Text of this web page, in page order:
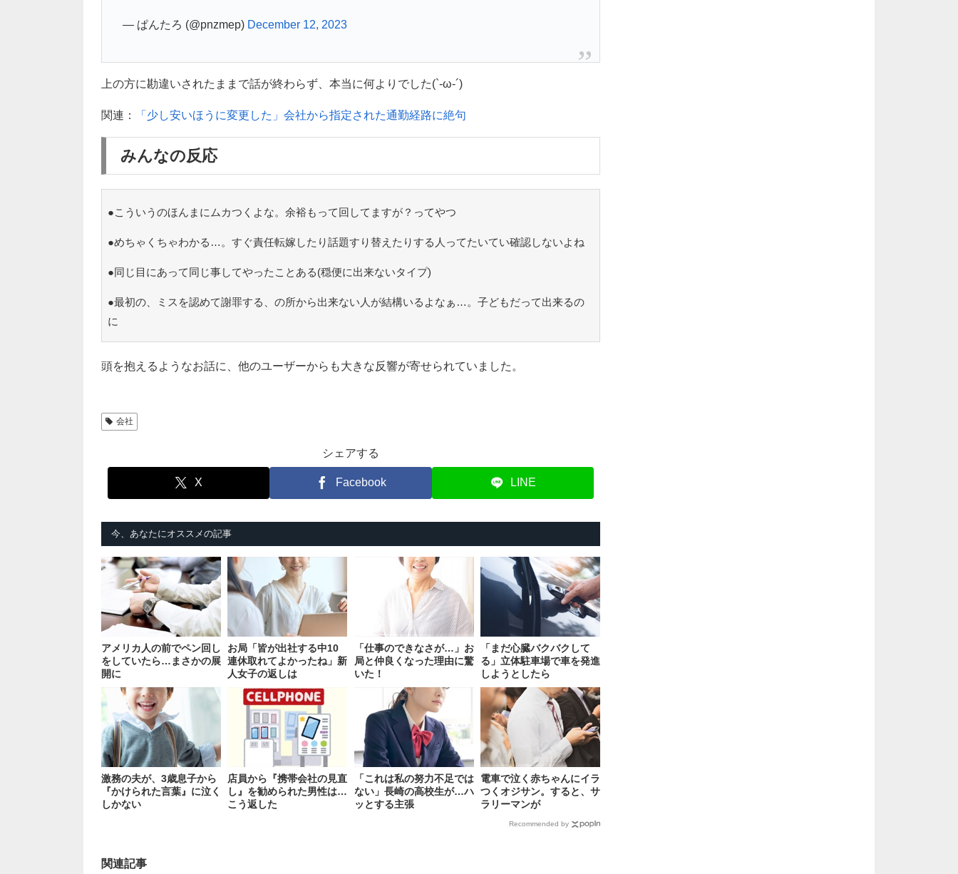
— ぱんたろ (@pnzmep) December 12, 2023
上の方に勘違いされたままで話が終わらず、本当に何よりでした(`‐ω‐´)
関連： 「少し安いほうに変更した」会社から指定された通勤経路に絶句
みんなの反応
●こういうのほんまにムカつくよな。余裕もって回してますが？ってやつ
●めちゃくちゃわかる…。すぐ責任転嫁したり話題すり替えたりする人ってたいてい確認しないよね
●同じ目にあって同じ事してやったことある(穏便に出来ないタイプ)
●最初の、ミスを認めて謝罪する、の所から出来ない人が結構いるよなぁ…。子どもだって出来るの
に
頭を抱えるようなお話に、他のユーザーからも大きな反響が寄せられていました。
会社
シェアする
X Facebook LINE
今、あなたにオススメの記事
アメリカ人の前でペン回し
をしていたら…まさかの展
開に
お局「皆が出社する中10
連休取れてよかったね」新
人女子の返しは
「仕事のできなさが…」お
局と仲良くなった理由に驚
いた！
「まだ心臓バクバクして
る」立体駐車場で車を発進
しようとしたら
激務の夫が、3歳息子から
『かけられた言葉』に泣く
しかない
店員から『携帯会社の見直
し』を勧められた男性は…
こう返した
「これは私の努力不足では
ない」長崎の高校生が…ハ
ッとする主張
電車で泣く赤ちゃんにイラ
つくオジサン。すると、サ
ラリーマンが
Recommended by
関連記事